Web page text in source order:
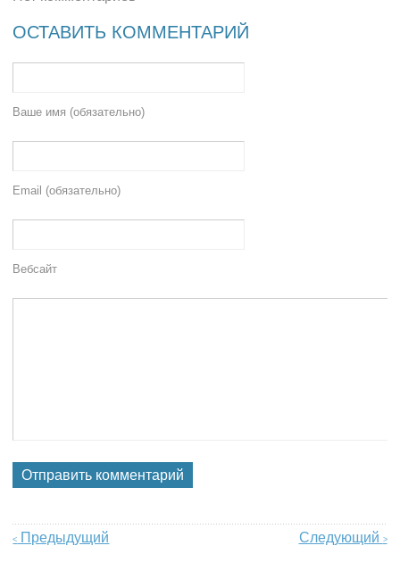
ОСТАВИТЬ КОММЕНТАРИЙ
Ваше имя (обязательно)
Email (обязательно)
Вебсайт
< Предыдущий Следующий >